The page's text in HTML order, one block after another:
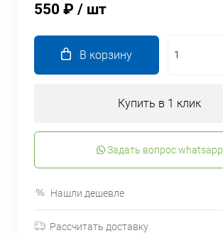
550 ₽ / шт
В корзину
Купить в 1 клик
Задать вопрос whatsapp
Нашли дешевле
Рассчитать доставку